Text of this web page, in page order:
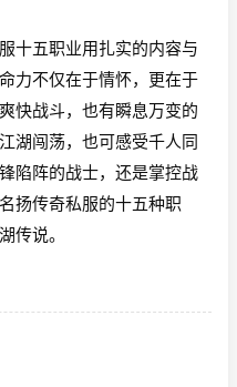
十五职业用扎实的内容与
力不仅在于情怀，更在于
快战斗，也有瞬息万变的
湖闯荡，也可感受千人同
陷阵的战士，还是掌控战
扬传奇私服的十五种职
传说。